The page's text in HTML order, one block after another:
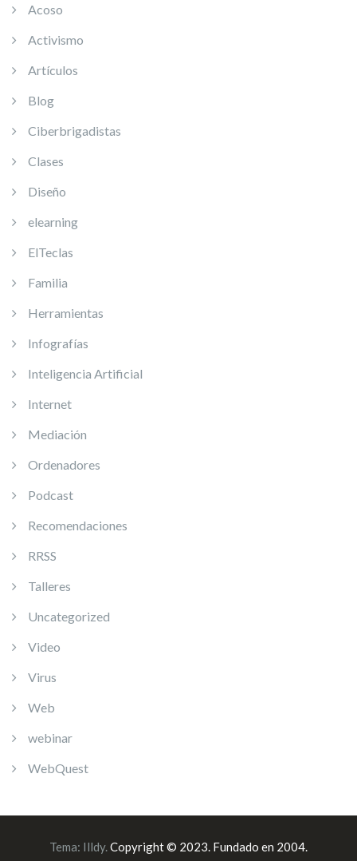
Acoso
Activismo
Artículos
Blog
Ciberbrigadistas
Clases
Diseño
elearning
ElTeclas
Familia
Herramientas
Infografías
Inteligencia Artificial
Internet
Mediación
Ordenadores
Podcast
Recomendaciones
RRSS
Talleres
Uncategorized
Video
Virus
Web
webinar
WebQuest
Tema: Illdy.Copyright © 2023. Fundado en 2004.